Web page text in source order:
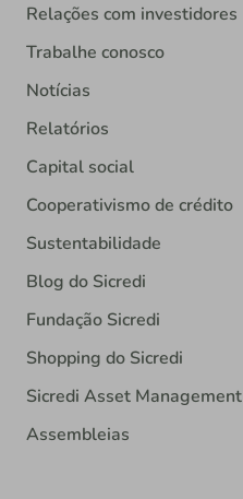
Relações com investidores
Trabalhe conosco
Notícias
Relatórios
Capital social
Cooperativismo de crédito
Sustentabilidade
Blog do Sicredi
Fundação Sicredi
Shopping do Sicredi
Sicredi Asset Management
Assembleias